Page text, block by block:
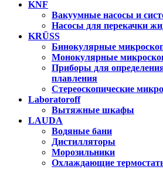
KNF
Вакуумные насосы и
Насосы для перекачки
KRÜSS
Бинокулярные
Монокулярные
Приборы для
плавления
Стереоскопические
Laboratoroff
Вытяжные шкафы
LAUDA
Водяные бани
Дистилляторы
Морозильники
Охлаждающие